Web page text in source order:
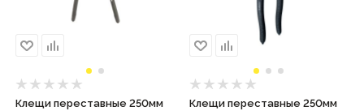
Клещи переставные 250мм
Клещи переставные 250мм